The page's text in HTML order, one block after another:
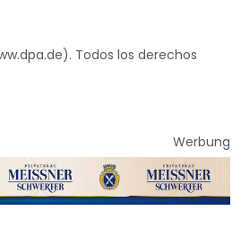
Todos los derechos
Werbung